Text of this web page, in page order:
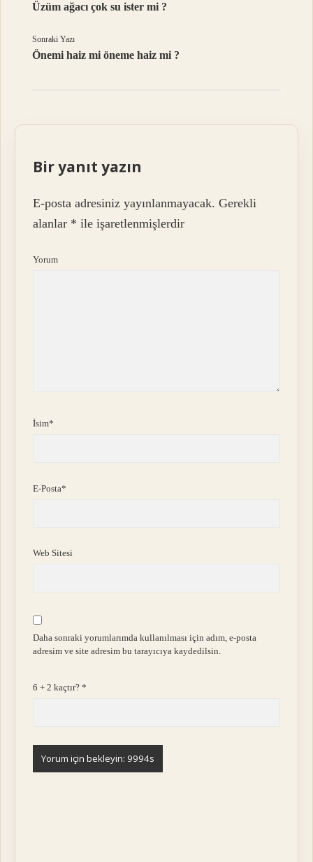
Üzüm ağacı çok su ister mi ?
Sonraki Yazı
Önemi haiz mi öneme haiz mi ?
Bir yanıt yazın
E-posta adresiniz yayınlanmayacak. Gerekli
alanlar * ile işaretlenmişlerdir
Yorum
İsim*
E-Posta*
Web Sitesi
Daha sonraki yorumlarımda kullanılması için adım, e-posta
adresim ve site adresim bu tarayıcıya kaydedilsin.
6 + 2 kaçtır?*